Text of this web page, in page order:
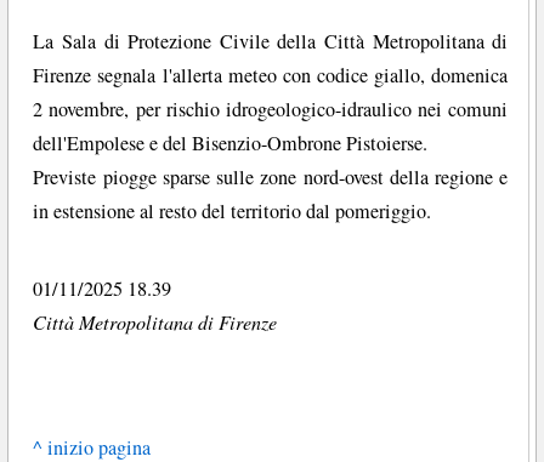
La Sala di Protezione Civile della Città Metropolitana di
Firenze segnala l'allerta meteo con codice giallo, domenica
2 novembre, per rischio idrogeologico-idraulico nei comuni
dell'Empolese e del Bisenzio-Ombrone Pistoierse.
Previste piogge sparse sulle zone nord-ovest della regione e
in estensione al resto del territorio dal pomeriggio.
01/11/2025 18.39
Città Metropolitana di Firenze
^ inizio pagina